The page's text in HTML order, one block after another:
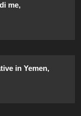
me,
in Yemen,